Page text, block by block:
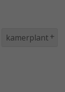
kamerplant